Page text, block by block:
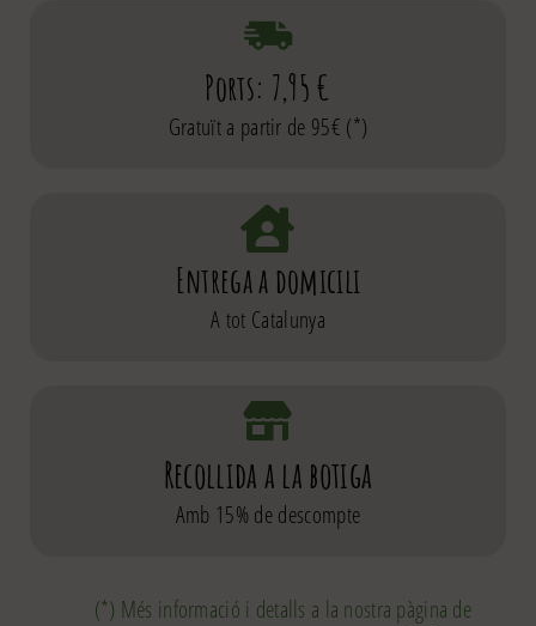
Ports: 7,95 €
Gratuït a partir de 95€ (*)
Entrega a domicili
A tot Catalunya
Recollida a la botiga
Amb 15% de descompte
(*) Més informació i detalls a la nostra pàgina de